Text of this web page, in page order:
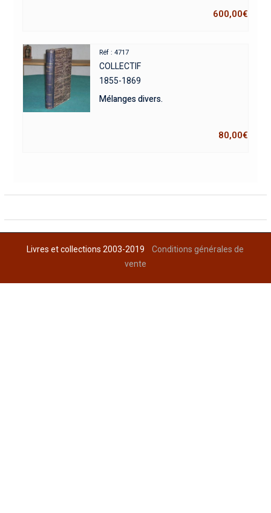
600,00€
Réf : 4717
COLLECTIF
1855-1869
Mélanges divers.
80,00€
Livres et collections 2003-2019Conditions générales de
vente